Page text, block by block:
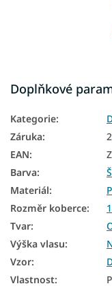
Doplňkové
Kategorie:
Záruka:
EAN:
Barva:
Materiál:
Rozměr koberce:
Tvar:
Výška vlasu:
Vzor:
Vlastnost: